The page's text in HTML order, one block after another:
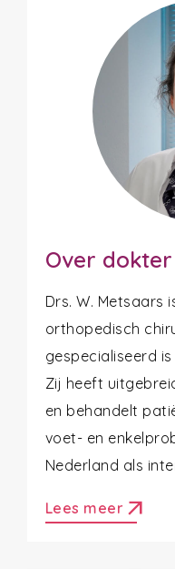
Over
Drs. W. Metsaars
orthopedisch
gespecialiseerd
Zij heeft
en behandelt
voet- en
Nederland als
Lees meer arrow_outward